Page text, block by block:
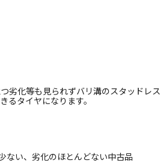
劣化等も見られずバリ溝のスタッドレス
るタイヤになります。
ない、劣化のほとんどない中古品